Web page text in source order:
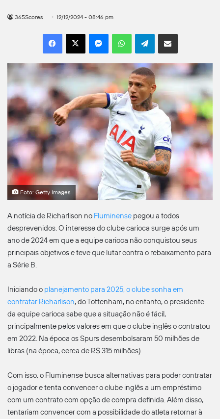
365Scores 12/12/2024 - 08:46 pm
Facebook
X MessengerWhatsAppTelegramCompartilhar por e-mail
Foto: Getty Images
A notícia de Richarlison no Fluminense pegou a todos
desprevenidos. O interesse do clube carioca surge após um
ano de 2024 em que a equipe carioca não conquistou seus
principais objetivos e teve que lutar contra o rebaixamento para
a Série B.
Iniciando o planejamento para 2025, o clube sonha em
contratar Richarlison, do Tottenham, no entanto, o presidente
da equipe carioca sabe que a situação não é fácil,
principalmente pelos valores em que o clube inglês o contratou
em 2022. Na época os Spurs desembolsaram 50 milhões de
libras (na época, cerca de R$ 315 milhões).
Com isso, o Fluminense busca alternativas para poder contratar
o jogador e tenta convencer o clube inglês a um empréstimo
com um contrato com opção de compra definida. Além disso,
tentariam convencer com a possibilidade do atleta retornar à